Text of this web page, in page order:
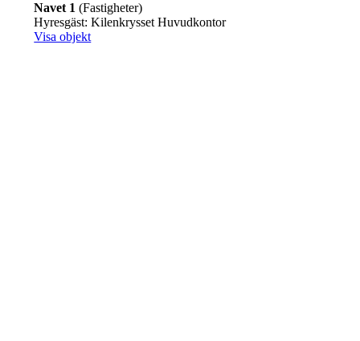
Navet 1 (Fastigheter)
Hyresgäst: Kilenkrysset Huvudkontor
Visa objekt